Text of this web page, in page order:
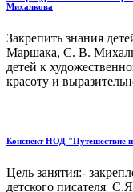
Михалкова
Закрепить знания
Маршака, С. В.
детей к
красоту и
Конспект НОД "Путешествие
Цель занятия:-
детского писателя